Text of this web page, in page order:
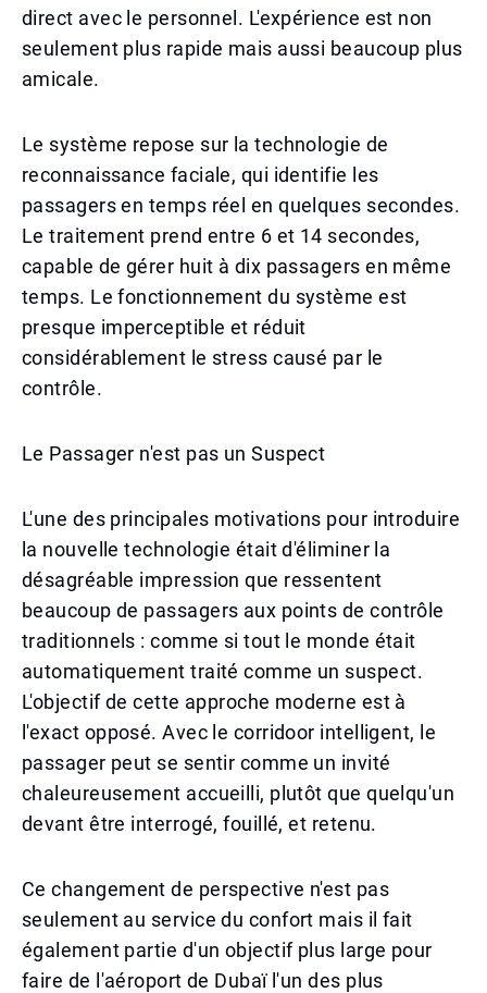
direct avec le personnel. L'expérience est non
seulement plus rapide mais aussi beaucoup plus
amicale.
Le système repose sur la technologie de
reconnaissance faciale, qui identifie les
passagers en temps réel en quelques secondes.
Le traitement prend entre 6 et 14 secondes,
capable de gérer huit à dix passagers en même
temps. Le fonctionnement du système est
presque imperceptible et réduit
considérablement le stress causé par le
contrôle.
Le Passager n'est pas un Suspect
L'une des principales motivations pour introduire
la nouvelle technologie était d'éliminer la
désagréable impression que ressentent
beaucoup de passagers aux points de contrôle
traditionnels : comme si tout le monde était
automatiquement traité comme un suspect.
L'objectif de cette approche moderne est à
l'exact opposé. Avec le corridoor intelligent, le
passager peut se sentir comme un invité
chaleureusement accueilli, plutôt que quelqu'un
devant être interrogé, fouillé, et retenu.
Ce changement de perspective n'est pas
seulement au service du confort mais il fait
également partie d'un objectif plus large pour
faire de l'aéroport de Dubaï l'un des plus